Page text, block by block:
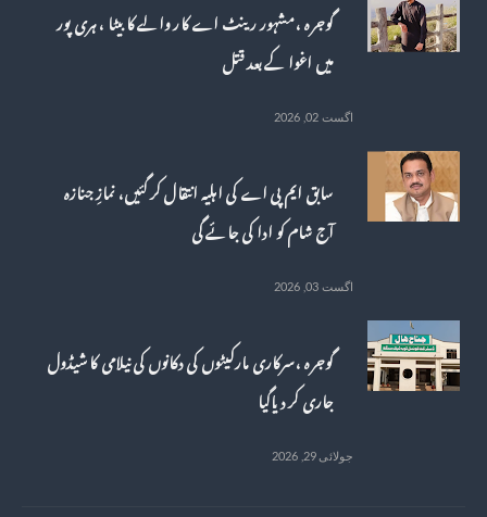
گوجرہ ، مشہور رینٹ اے کار والے کا بیٹا ، ہری پور
میں اغوا کے بعد قتل
اگست 02, 2026
سابق ایم پی اے کی اہلیہ انتقال کر گئیں، نمازِ جنازہ
آج شام کو ادا کی جائے گی
اگست 03, 2026
گوجرہ ، سرکاری مارکیٹوں کی دکانوں کی نیلامی کا شیڈول
جاری کر دیاگیا
جولائی 29, 2026